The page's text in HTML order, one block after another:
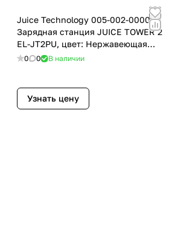
Juice Technology 005-002-00001
Зарядная станция JUICE TOWER 2
EL-JT2PU, цвет: Нержавеющая
сталь
0 0 В наличии
Узнать цену